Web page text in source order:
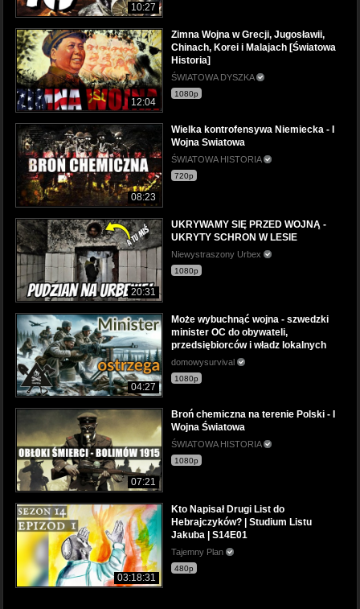
10:27
12:04
Zimna Wojna w Grecji, Jugosławii,
Chinach, Korei i Malajach [Światowa
Historia]
ŚWIATOWA DYSZKA
1080p
08:23
Wielka kontrofensywa Niemiecka - I
Wojna Swiatowa
ŚWIATOWA HISTORIA
720p
20:31
UKRYWAMY SIĘ PRZED WOJNĄ -
UKRYTY SCHRON W LESIE
Niewystraszony Urbex
1080p
04:27
Może wybuchnąć wojna - szwedzki
minister OC do obywateli,
przedsiębiorców i władz lokalnych
domowysurvival
1080p
07:21
Broń chemiczna na terenie Polski - I
Wojna Światowa
ŚWIATOWA HISTORIA
1080p
03:18:31
Kto Napisał Drugi List do
Hebrajczyków? | Studium Listu
Jakuba | S14E01
Tajemny Plan
480p